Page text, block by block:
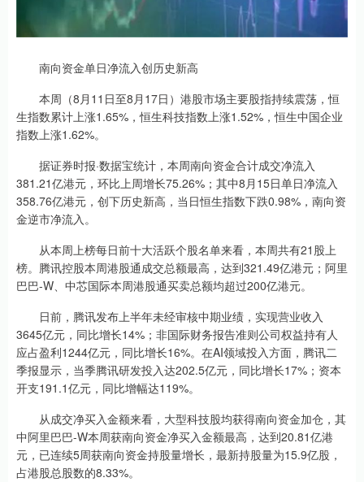
南向资金单日净流入创历史新高
本周（8月11日至8月17日）港股市场主要股指持续震荡，恒
生指数累计上涨1.65%，恒生科技指数上涨1.52%，恒生中国企业
指数上涨1.62%。
据证券时报·数据宝统计，本周南向资金合计成交净流入
381.21亿港元，环比上周增长75.26%；其中8月15日单日净流入
358.76亿港元，创下历史新高，当日恒生指数下跌0.98%，南向资
金逆市净流入。
从本周上榜每日前十大活跃个股名单来看，本周共有21股上
榜。腾讯控股本周港股通成交总额最高，达到321.49亿港元；阿里
巴巴-W、中芯国际本周港股通买卖总额均超过200亿港元。
日前，腾讯发布上半年未经审核中期业绩，实现营业收入
3645亿元，同比增长14%；非国际财务报告准则公司权益持有人
应占盈利1244亿元，同比增长16%。在AI领域投入方面，腾讯二
季报显示，当季腾讯研发投入达202.5亿元，同比增长17%；资本
开支191.1亿元，同比增幅达119%。
从成交净买入金额来看，大型科技股均获得南向资金加仓，其
中阿里巴巴-W本周获南向资金净买入金额最高，达到20.81亿港
元，已连续5周获南向资金持股量增长，最新持股量为15.9亿股，
占港股总股数的8.33%。